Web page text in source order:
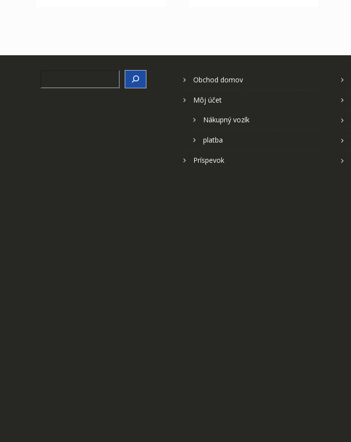
Obchod domov
Môj účet
Nákupný vozík
platba
Príspevok